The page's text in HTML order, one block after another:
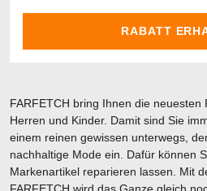
RABATT
FARFETCH bring Ihnen die neuesten
Herren und Kinder. Damit sind Sie
einem reinen gewissen unterwegs,
nachhaltige Mode ein. Dafür können
Markenartikel reparieren lassen. Mit